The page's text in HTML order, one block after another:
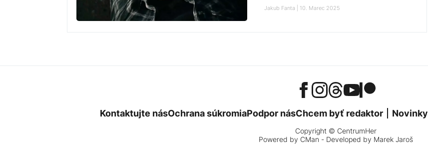
Jakub Fanta | 10. Marec 2025
Kontaktujte násOchrana súkromiaPodpor násChcem byť redaktor Novinky
Copyright © CentrumHer
Powered by CMan - Developed by Marek Jaroš